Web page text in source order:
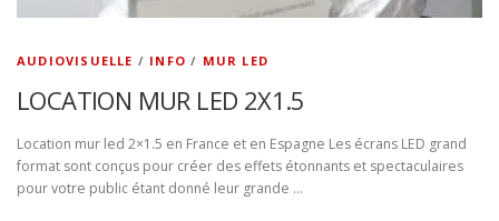
AUDIOVISUELLE / INFO / MUR LED
LOCATION MUR LED 2X1.5
Location mur led 2×1.5 en France et en Espagne Les écrans LED grand
format sont conçus pour créer des effets étonnants et spectaculaires
pour votre public étant donné leur grande …